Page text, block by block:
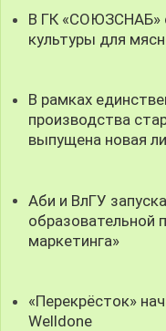
В ГК «СОЮЗСНАБ»
культуры для
В рамках
производства
выпущена новая
Аби и ВлГУ
образовательной
маркетинга»
«Перекрёсток»
Welldone